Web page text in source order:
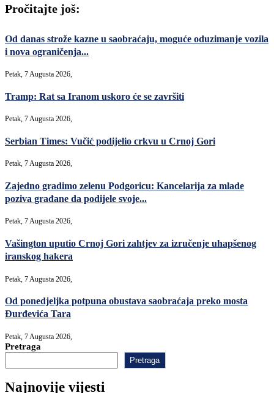
Pročitajte još:
Od danas strože kazne u saobraćaju, moguće oduzimanje vozila
i nova ograničenja...
Petak, 7 Augusta 2026,
Tramp: Rat sa Iranom uskoro će se završiti
Petak, 7 Augusta 2026,
Serbian Times: Vučić podijelio crkvu u Crnoj Gori
Petak, 7 Augusta 2026,
Zajedno gradimo zelenu Podgoricu: Kancelarija za mlade
poziva građane da podijele svoje...
Petak, 7 Augusta 2026,
Vašington uputio Crnoj Gori zahtjev za izručenje uhapšenog
iranskog hakera
Petak, 7 Augusta 2026,
Od ponedjeljka potpuna obustava saobraćaja preko mosta
Đurđevića Tara
Petak, 7 Augusta 2026,
Pretraga
Pretraga
Najnovije vijesti